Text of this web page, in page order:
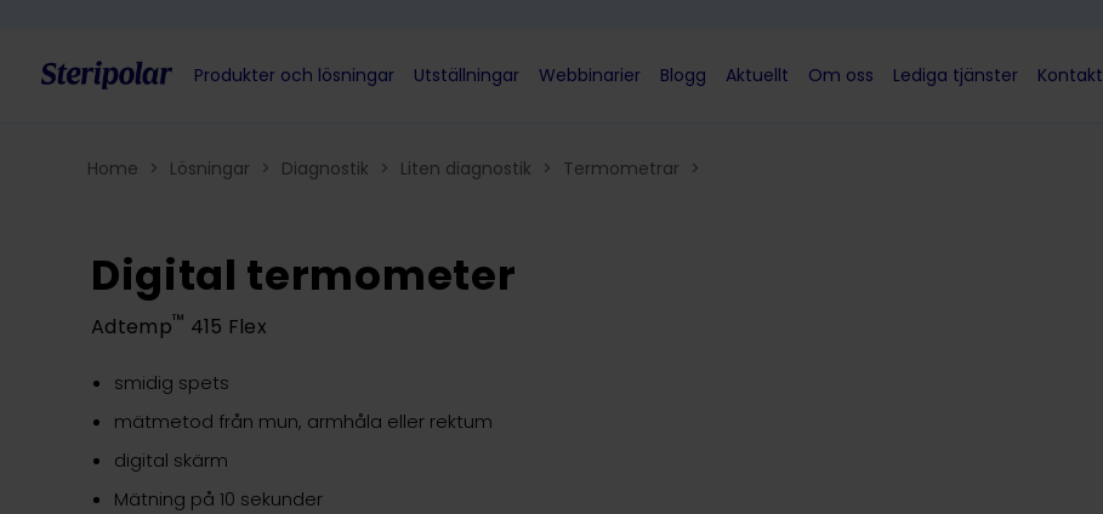
Produkter och lösningar Utställningar Webbinarier Blogg Aktuellt Om oss Lediga tjänster Kontakt
Home > Lösningar > Diagnostik > Liten diagnostik > Termometrar >
Digital termometer
Adtemp™ 415 Flex
smidig spets
mätmetod från mun, armhåla eller rektum
digital skärm
Mätning på 10 sekunder